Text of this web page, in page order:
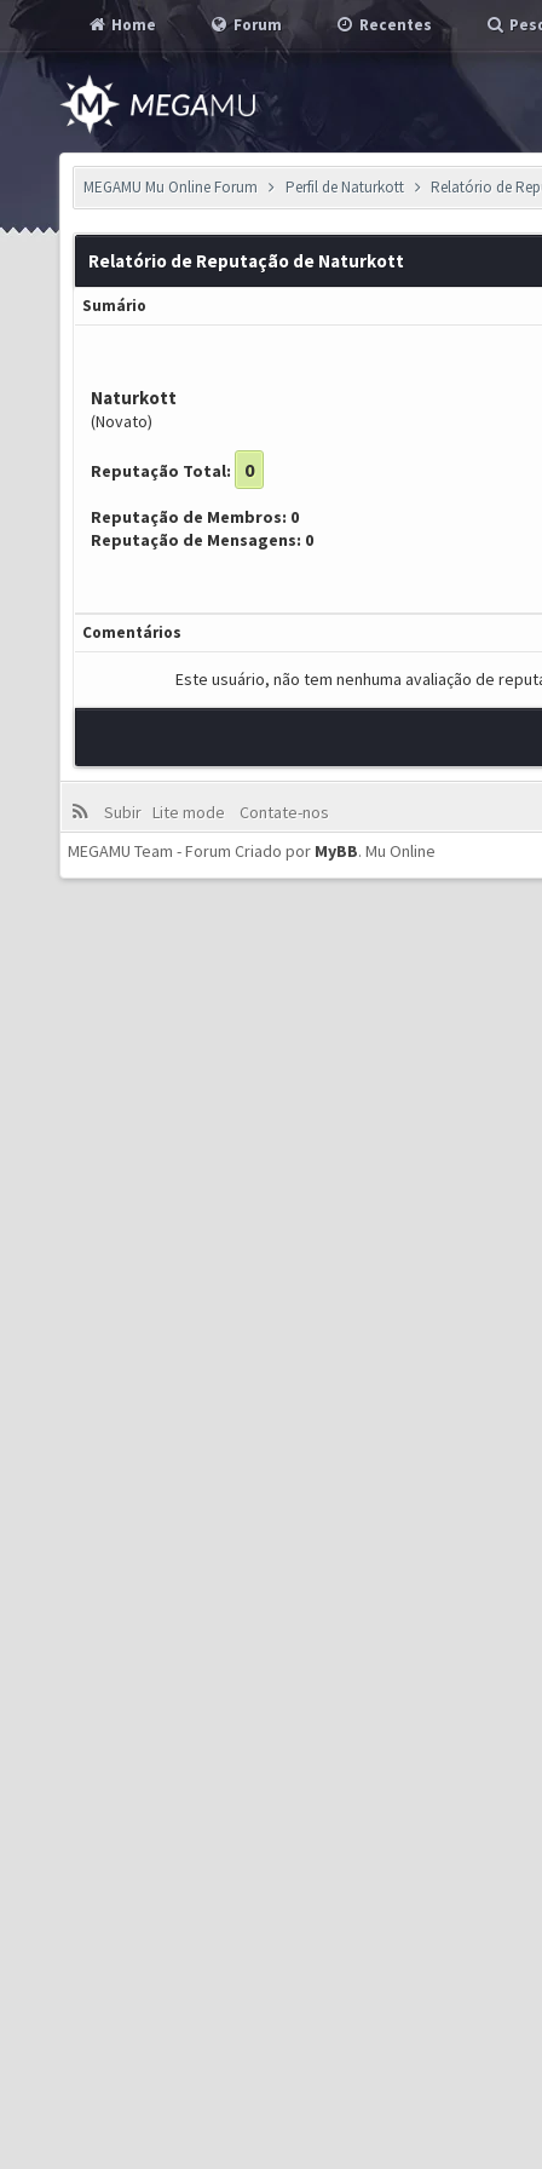
Home Forum Recentes
MEGAMU Mu Online Forum Perfil de Naturkott Relatório de
Relatório de Reputação de Naturkott
Sumário
Naturkott
(Novato)
Reputação Total: 0
Reputação de Membros: 0
Reputação de Mensagens: 0
Comentários
Este usuário, não tem nenhuma avaliação de
Subir Lite mode
Contate-nos
MEGAMU Team - Forum Criado por MyBB. Mu Online